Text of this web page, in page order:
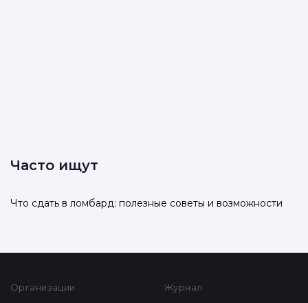
Часто ищут
Что сдать в ломбард: полезные советы и возможности
Организации
Журнал